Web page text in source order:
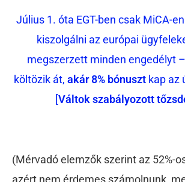
Július 1. óta EGT-ben csak MiCA-
kiszolgálni az európai
megszerzett minden engedélyt
költözik át, akár 8% bónusztkap az
[Váltok szabályozott
(Mérvadó elemzők szerint az 52%-
azért nem érdemes számolnunk,